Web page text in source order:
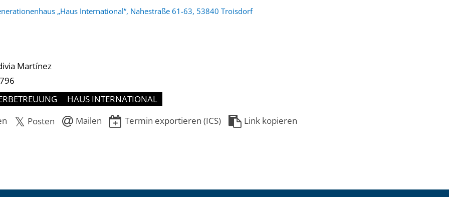
„Haus International“, Nahestraße 61-63, 53840 Troisdorf
Martínez
HAUS INTERNATIONAL
Posten Mailen Termin exportieren (ICS) Link kopieren